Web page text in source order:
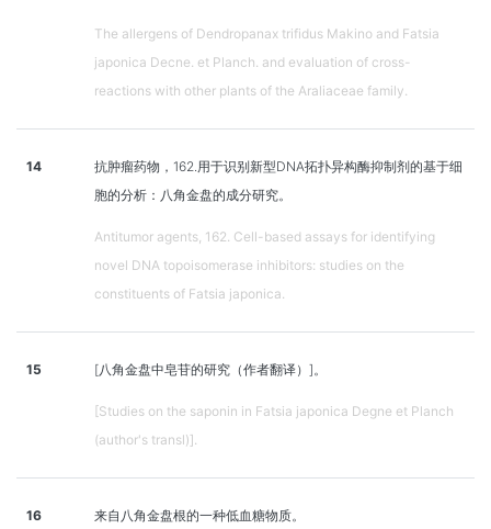
The allergens of Dendropanax trifidus Makino and Fatsia
japonica Decne. et Planch. and evaluation of cross-
reactions with other plants of the Araliaceae family.
14
抗肿瘤药物，162.用于识别新型DNA拓扑异构酶抑制剂的基于细
胞的分析：八角金盘的成分研究。
Antitumor agents, 162. Cell-based assays for identifying
novel DNA topoisomerase inhibitors: studies on the
constituents of Fatsia japonica.
15 [八角金盘中皂苷的研究（作者翻译）]。
[Studies on the saponin in Fatsia japonica Degne et Planch
(author's transl)].
16 来自八角金盘根的一种低血糖物质。